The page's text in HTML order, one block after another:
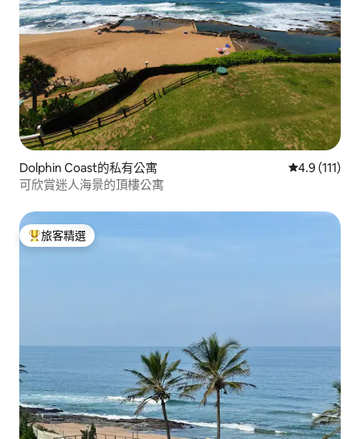
Dolphin Coast的私有公寓 從 111 則評
4.9 (111)
可欣賞迷人海景的頂樓公寓
旅客精選榜首
旅客精選